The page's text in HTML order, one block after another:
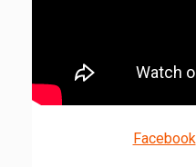
Facebook